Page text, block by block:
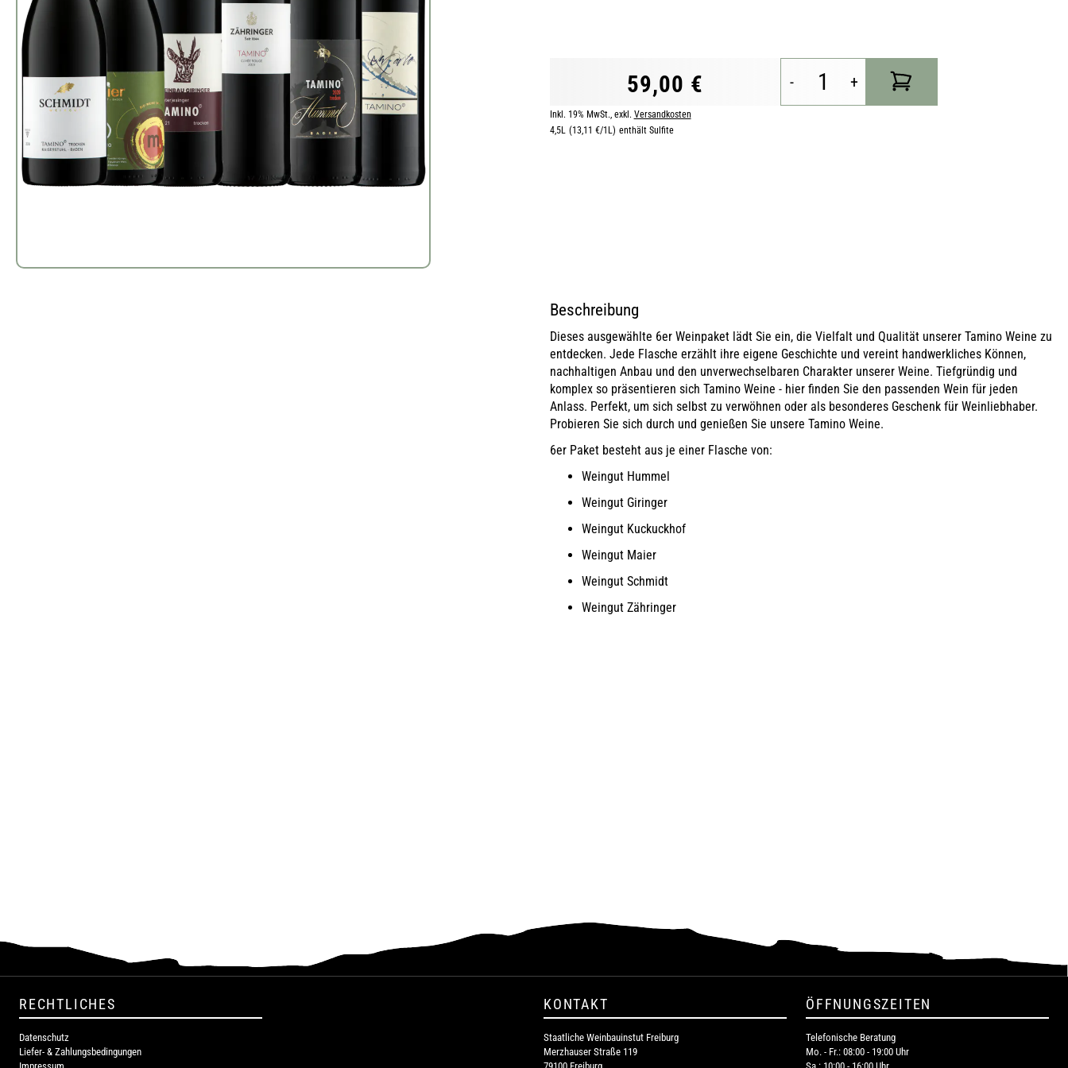
59,00 €
Inkl. 19% MwSt. exkl. Versandkosten
- +
4,5L (13,11 €/1L) enthält Sulfite
Beschreibung
Dieses ausgewählte 6er Weinpaket lädt Sie ein, die Vielfalt und Qualität unserer Tamino Weine zu
entdecken. Jede Flasche erzählt ihre eigene Geschichte und vereint handwerkliches Können,
nachhaltigen Anbau und den unverwechselbaren Charakter unserer Weine. Tiefgründig und
komplex so präsentieren sich Tamino Weine - hier finden Sie den passenden Wein für jeden
Anlass. Perfekt, um sich selbst zu verwöhnen oder als besonderes Geschenk für Weinliebhaber.
Probieren Sie sich durch und genießen Sie unsere Tamino Weine.
6er Paket besteht aus je einer Flasche von:
Weingut Hummel
Weingut Giringer
Weingut Kuckuckhof
Weingut Maier
Weingut Schmidt
Weingut Zähringer
RECHTLICHES
Datenschutz
Liefer- & Zahlungsbedingungen
KONTAKT
Staatliche Weinbauinstut Freiburg
Merzhauser Straße 119
ÖFFNUNGSZEITEN
Telefonische Beratung
Mo. - Fr.: 08:00 - 19:00 Uhr